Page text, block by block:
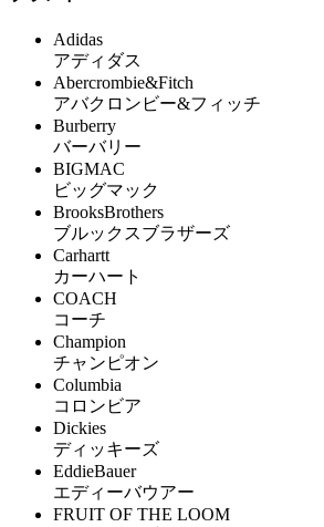
Adidas
アディダス
Abercrombie&Fitch
アバクロンビー&フィッチ
Burberry
バーバリー
BIGMAC
ビッグマック
BrooksBrothers
ブルックスブラザーズ
Carhartt
カーハート
COACH
コーチ
Champion
チャンピオン
Columbia
コロンビア
Dickies
ディッキーズ
EddieBauer
エディーバウアー
FRUIT OF THE LOOM